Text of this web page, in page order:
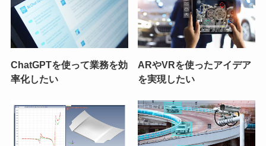
ChatGPTを使って業務を効
率化したい
ARやVRを使ったアイデア
を実現したい